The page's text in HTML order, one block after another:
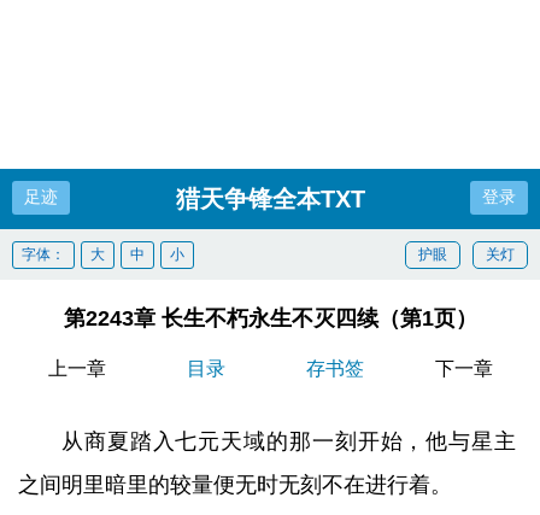
足迹 猎天争锋全本TXT 登录
关灯
护眼
字体： 大 中 小
第2243章 长生不朽永生不灭四续（第1页）
上一章 目录 存书签 下一章
从商夏踏入七元天域的那一刻开始，他与星主
之间明里暗里的较量便无时无刻不在进行着。